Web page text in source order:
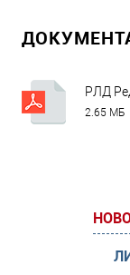
РЛД
2.65 МБ